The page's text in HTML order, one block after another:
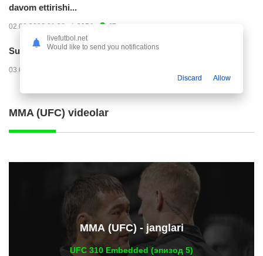
davom ettirishi...
02.08.2026 01:08 3954 47
Superliga. "Dinamo" – "Neftchi" (matnli...
03.08.2026 20:32
MMA (UFC) videolar
ММА (UFC) - janglari
UFC 310 Embedded (эпизод 5)
livefutbol.net
Would like to send you notifications
Discard Allow